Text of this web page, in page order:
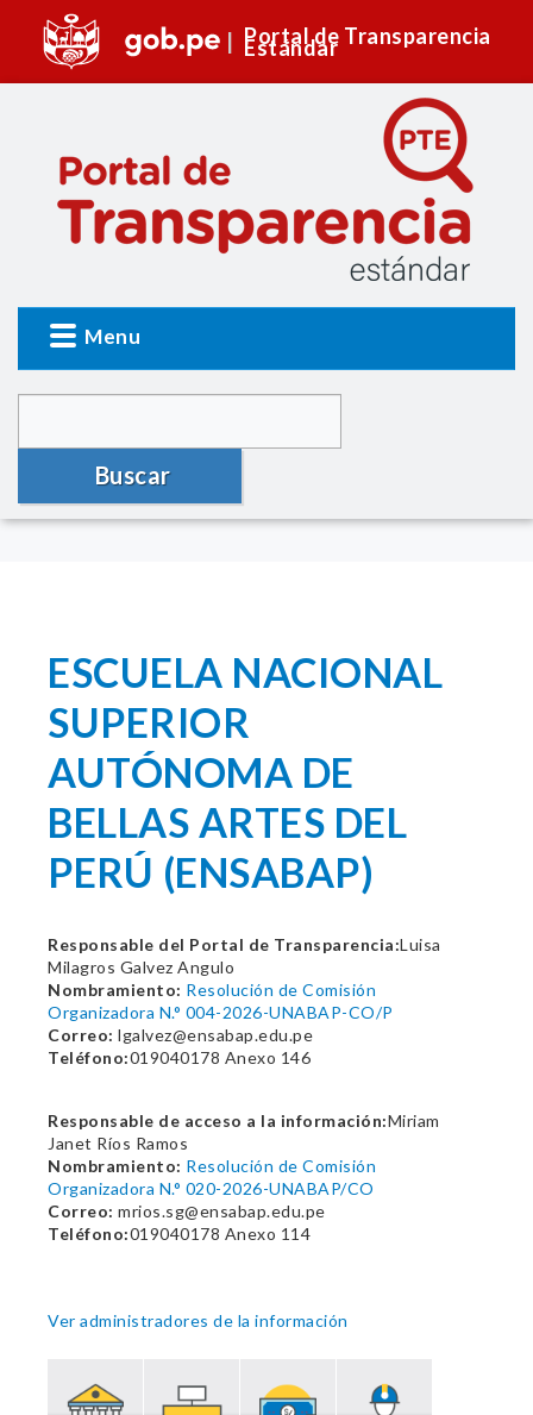
Portal de Transparencia
Estándar
Menu
Buscar
ESCUELA NACIONAL
SUPERIOR
AUTÓNOMA DE
BELLAS ARTES DEL
PERÚ (ENSABAP)
Responsable del Portal de Transparencia:Luisa
Milagros Galvez Angulo
Nombramiento: Resolución de Comisión
Organizadora N.° 004-2026-UNABAP-CO/P
Correo: lgalvez@ensabap.edu.pe
Teléfono:019040178 Anexo 146
Responsable de acceso a la información:Miriam
Janet Ríos Ramos
Nombramiento: Resolución de Comisión
Organizadora N.° 020-2026-UNABAP/CO
Correo: mrios.sg@ensabap.edu.pe
Teléfono:019040178 Anexo 114
Ver administradores de la información